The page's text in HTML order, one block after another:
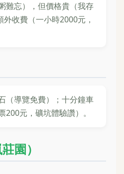
難忘），但價格貴（我存
收費（一小時2000元，
（導覽免費）；十分鐘車
元，礦坑體驗讚）。
園）